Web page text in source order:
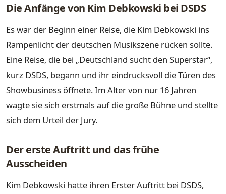
Die Anfänge von Kim Debkowski bei DSDS
Es war der Beginn einer Reise, die Kim Debkowski ins
Rampenlicht der deutschen Musikszene rücken sollte.
Eine Reise, die bei „Deutschland sucht den Superstar“,
kurz DSDS, begann und ihr eindrucksvoll die Türen des
Showbusiness öffnete. Im Alter von nur 16 Jahren
wagte sie sich erstmals auf die große Bühne und stellte
sich dem Urteil der Jury.
Der erste Auftritt und das frühe
Ausscheiden
Kim Debkowski hatte ihren Erster Auftritt bei DSDS,